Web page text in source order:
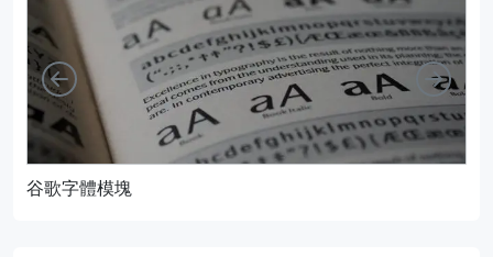
谷歌字體模塊
向左 向右